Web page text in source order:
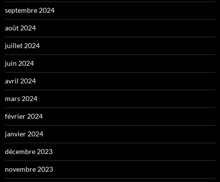
septembre 2024
août 2024
juillet 2024
juin 2024
avril 2024
mars 2024
février 2024
janvier 2024
décembre 2023
novembre 2023